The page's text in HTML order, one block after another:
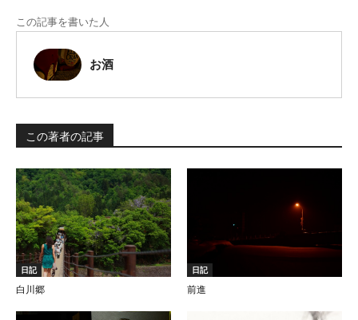
この記事を書いた人
お酒
この著者の記事
日記
白川郷
日記
前進